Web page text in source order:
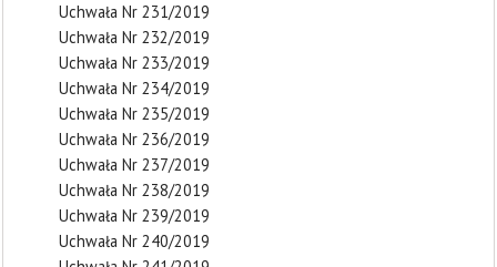
Uchwała Nr 231/2019
Uchwała Nr 232/2019
Uchwała Nr 233/2019
Uchwała Nr 234/2019
Uchwała Nr 235/2019
Uchwała Nr 236/2019
Uchwała Nr 237/2019
Uchwała Nr 238/2019
Uchwała Nr 239/2019
Uchwała Nr 240/2019